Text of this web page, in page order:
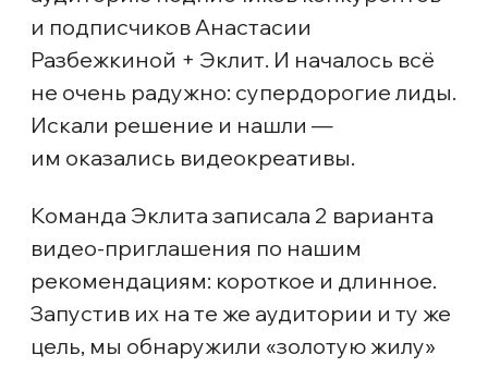
По итогу мы запустили 2 кампании:
Сайты - РФ (6.11);
РСЯ - Вебинар Эклит Нити - Аудитории - РФ
как работали кампании
Запуск начали с недельного бюджета
4000 рублей (почему запускаемся
на таких маленьких бюджетах,
объяснили в прошлом кейсе
и обязательной зачистки РСЯ